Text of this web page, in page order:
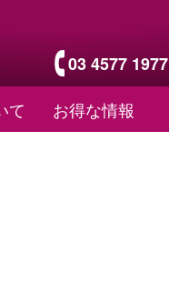
03 4577 1977
て お得な情報